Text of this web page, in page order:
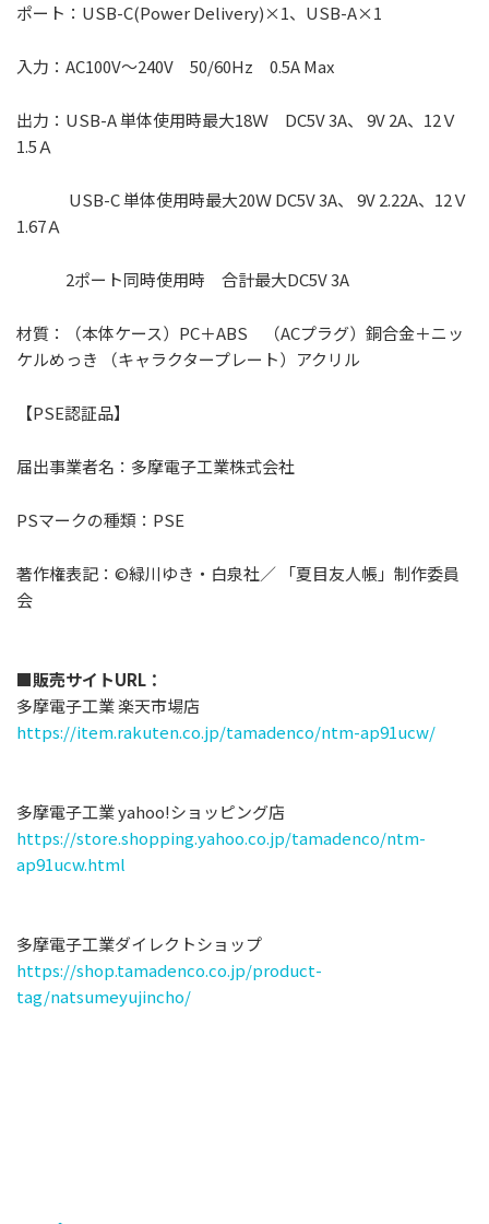
ポート：USB-C(Power Delivery)×1、USB-A×1
入力：AC100V～240V 50/60Hz 0.5A Max
出力：USB-A 単体使用時最大18Ｗ DC5V 3A、 9V 2A、12Ｖ
1.5Ａ
USB-C 単体使用時最大20Ｗ DC5V 3A、 9V 2.22A、12Ｖ
1.67Ａ
2ポート同時使用時 合計最大DC5V 3A
材質：（本体ケース）PC＋ABS （ACプラグ）銅合金＋ニッ
ケルめっき （キャラクタープレート）アクリル
【PSE認証品】
届出事業者名：多摩電子工業株式会社
PSマークの種類：PSE
著作権表記：©緑川ゆき・⽩泉社／ 「夏⽬友⼈帳」制作委員
会
■販売サイトURL：
多摩電⼦⼯業 楽天市場店
https://item.rakuten.co.jp/tamadenco/ntm-ap91ucw/
多摩電⼦⼯業 yahoo!ショッピング店
https://store.shopping.yahoo.co.jp/tamadenco/ntm-
ap91ucw.html
多摩電⼦⼯業ダイレクトショップ
https://shop.tamadenco.co.jp/product-
tag/natsumeyujincho/